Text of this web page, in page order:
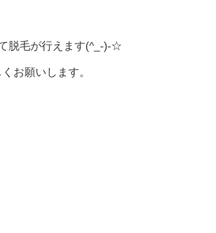
脱毛が行えます(^_-)-☆
お願いします。